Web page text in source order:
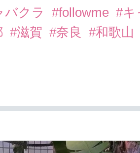
バクラ #followme #
#滋賀 #奈良 #和歌山